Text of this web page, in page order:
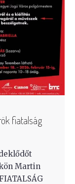
fiatalság
Martin